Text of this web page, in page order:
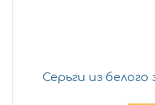
Серьги из